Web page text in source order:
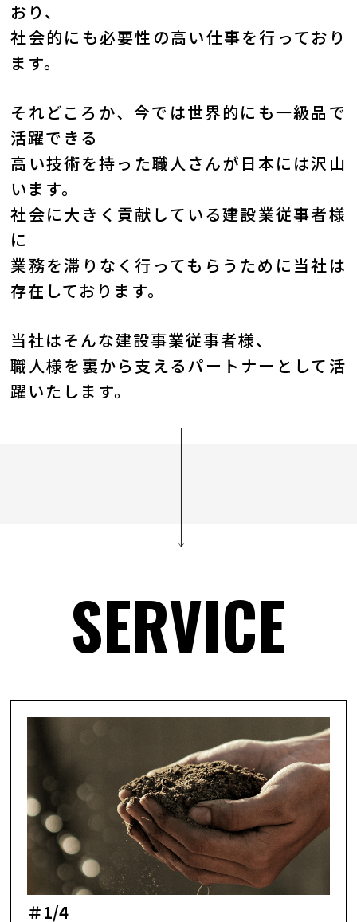
おり、
社会的にも必要性の高い仕事を行っており
ます。
それどころか、今では世界的にも一級品で
活躍できる
高い技術を持った職人さんが日本には沢山
います。
社会に大きく貢献している建設業従事者様
に
業務を滞りなく行ってもらうために当社は
存在しております。
当社はそんな建設事業従事者様、
職人様を裏から支えるパートナーとして活
躍いたします。
SERVICE
＃1/4